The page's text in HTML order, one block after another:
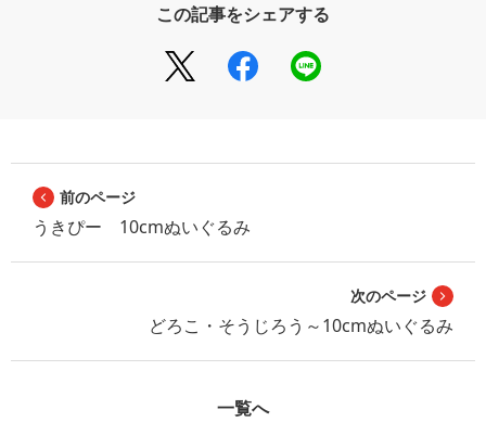
この記事をシェアする
前のページ
うきぴー 10cmぬいぐるみ
次のページ
どろこ・そうじろう～10cmぬいぐるみ
一覧へ